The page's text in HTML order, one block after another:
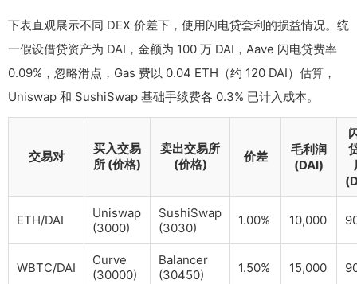
下表直观展示不同 DEX 价差下，使用闪电贷套利的损益情况。统
一假设借贷资产为 DAI，金额为 100 万 DAI，Aave 闪电贷费率
0.09%，忽略滑点，Gas 费以 0.04 ETH（约 120 DAI）估算，
Uniswap 和 SushiSwap 基础手续费各 0.3% 已计入成本。
交易对
买入交易
所 (价格)
卖出交易所
(价格)
价差
毛利润
(DAI)
ETH/DAI
Uniswap
(3000)
SushiSwap
(3030)
1.00% 10,000
WBTC/DAI
Curve
(30000)
Balancer
(30450)
1.50% 15,000